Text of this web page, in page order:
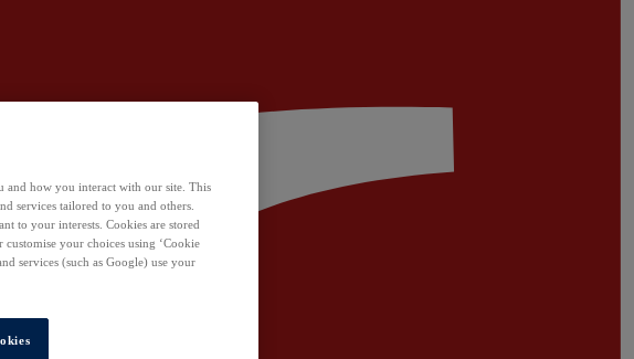
and how you interact with our site. This
services tailored to you and others.
to your interests. Cookies are stored
your choices using ‘Cookie
services (such as Google) use your